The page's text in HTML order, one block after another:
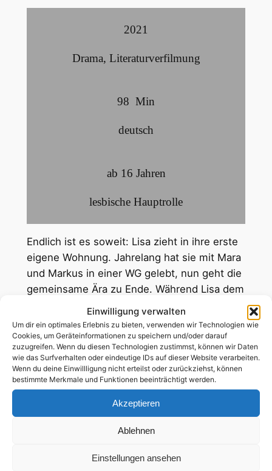
Einwilligung verwalten
Um dir ein optimales Erlebnis zu bieten, verwenden wir Technologien wie
Cookies, um Geräteinformationen zu speichern und/oder darauf
zuzugreifen. Wenn du diesen Technologien zustimmst, können wir Daten
wie das Surfverhalten oder eindeutige IDs auf dieser Website verarbeiten.
Wenn du deine Einwillligung nicht erteilst oder zurückziehst, können
bestimmte Merkmale und Funktionen beeinträchtigt werden.
Akzeptieren
Ablehnen
Einstellungen ansehen
2021
Drama, Literaturverfilmung
98 Min
deutsch
ab 16 Jahren
lesbische Hauptrolle
Endlich ist es soweit: Lisa zieht in ihre erste
eigene Wohnung. Jahrelang hat sie mit Mara
und Markus in einer WG gelebt, nun geht die
gemeinsame Ära zu Ende. Während Lisa dem
Umbruch entgegensehnt, löst er in Mara ein
Wechselbad der Gefühle aus. Am Tag vor
dem Umzug werden Kisten gepackt, Kleider
aussortiert und Lisas neue Wohnung mit
ersten Möbeln bestückt. Auch Mara, Markus
und Lisas Mutter ASTRID helfen mit. Bei der
ganzen Betriebsamkeit kommen
Sehnsüchte, heimliches Begehren und
Spannungen zum Vorschein. Etwa zwischen
Umzugshelfer JUREK flirtet. Auch zwischen